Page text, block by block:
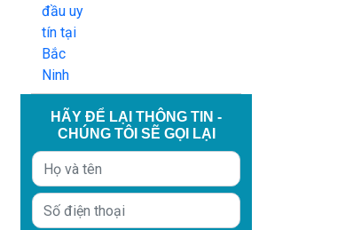
HÃY ĐỂ LẠI THÔNG TIN -
CHÚNG TÔI SẼ GỌI LẠI